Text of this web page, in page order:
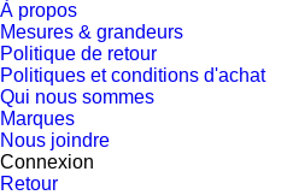
À propos
Mesures & grandeurs
Politique de retour
Politiques et conditions d'achat
Qui nous sommes
Marques
Nous joindre
Connexion
Retour